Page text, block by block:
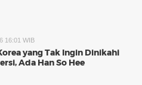
16:01 WIB
yang Tak Ingin Dinikahi
Ada Han So Hee